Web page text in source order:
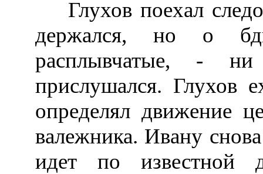
Глухов поехал
держался, но о
расплывчатые, -
прислушался. Глухов
определял движение
валежника. Ивану
идет по известной